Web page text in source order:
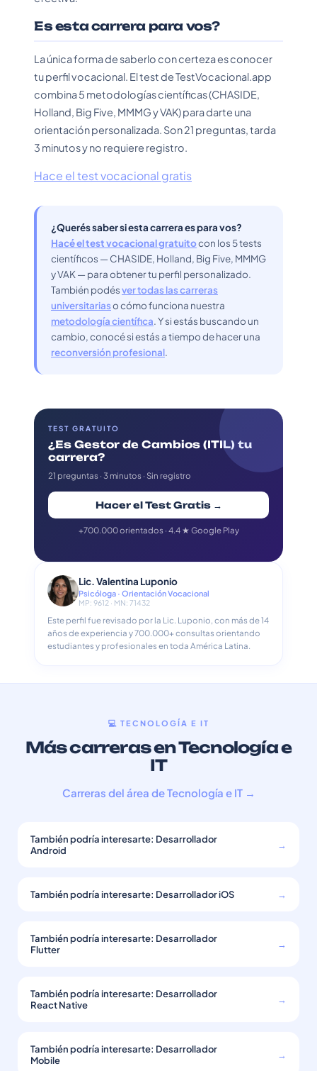
Es esta carrera para vos?
La única forma de saberlo con certeza es conocer
tu perfil vocacional. El test de TestVocacional.app
combina 5 metodologías científicas (CHASIDE,
Holland, Big Five, MMMG y VAK) para darte una
orientación personalizada. Son 21 preguntas, tarda
3 minutos y no requiere registro.
Hace el test vocacional gratis
¿Querés saber si esta carrera es para vos?
Hacé el test vocacional gratuitocon los 5 tests
científicos — CHASIDE, Holland, Big Five, MMMG
y VAK — para obtener tu perfil personalizado.
También podésver todas las carreras
universitariaso cómo funciona nuestra
metodología científica. Y si estás buscando un
cambio, conocé si estás a tiempo de hacer una
reconversión profesional.
TEST GRATUITO
¿Es Gestor de Cambios (ITIL) tu
carrera?
21 preguntas · 3 minutos · Sin registro
Hacer el Test Gratis →
+700.000 orientados · 4.4 ★ Google Play
Lic. Valentina Luponio
Psicóloga · Orientación Vocacional
MP: 9612 · MN: 71432
Este perfil fue revisado por la Lic. Luponio, con más de 14
años de experiencia y 700.000+ consultas orientando
estudiantes y profesionales en toda América Latina.
💻 TECNOLOGÍA E IT
Más carreras en Tecnología e
IT
Carreras del área de Tecnología e IT →
También podría interesarte: Desarrollador
Android
→
También podría interesarte: Desarrollador iOS →
También podría interesarte: Desarrollador
Flutter
→
También podría interesarte: Desarrollador
React Native
→
También podría interesarte: Desarrollador
Mobile
→